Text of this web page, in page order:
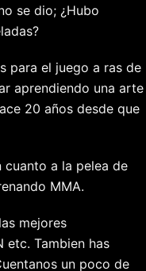
se dio; ¿Hubo
para el juego a ras de
aprendiendo una arte
20 años desde que
a la pelea de
MMA.
mejores
etc. Tambien has
un poco de